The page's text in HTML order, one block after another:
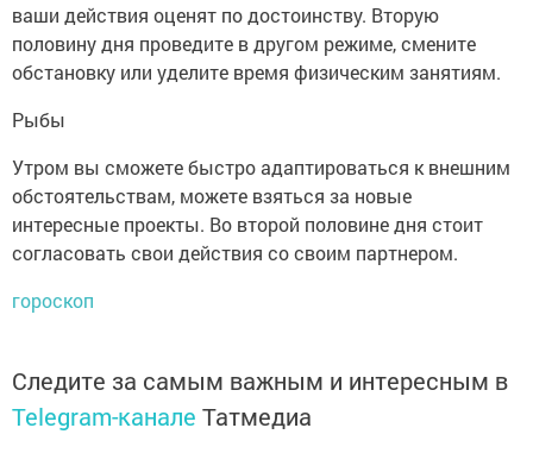
ваши действия оценят по достоинству. Вторую
половину дня проведите в другом режиме, смените
обстановку или уделите время физическим занятиям.
Рыбы
Утром вы сможете быстро адаптироваться к внешним
обстоятельствам, можете взяться за новые
интересные проекты. Во второй половине дня стоит
согласовать свои действия со своим партнером.
гороскоп
Следите за самым важным и интересным в
Telegram-канале Татмедиа